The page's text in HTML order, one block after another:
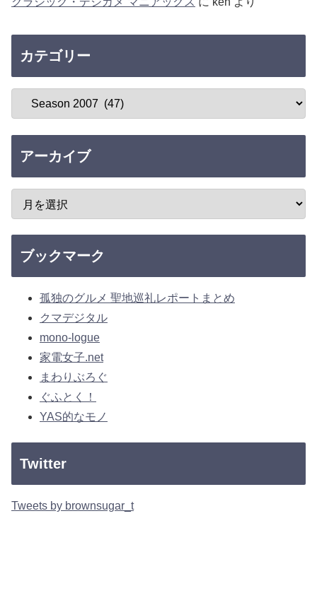
カテゴリー
アーカイブ
ブックマーク
孤独のグルメ 聖地巡礼レポートまとめ
クマデジタル
mono-logue
家電女子.net
まわりぶろぐ
ぐふとく！
YAS的なモノ
Twitter
Tweets by brownsugar_t